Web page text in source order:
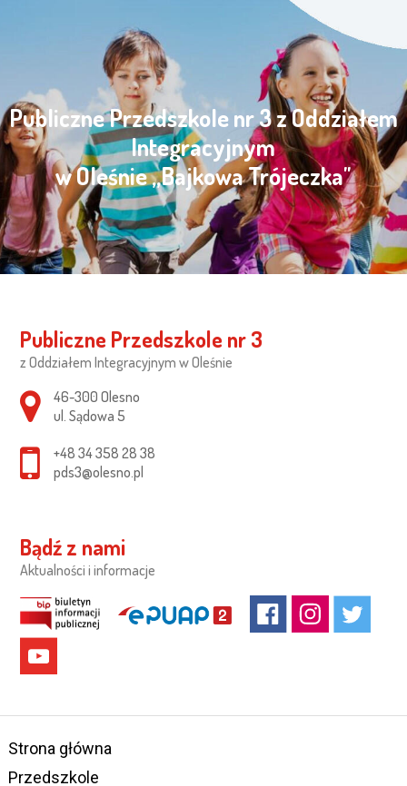
Publiczne Przedszkole nr 3 z Oddziałem
Integracyjnym
w Oleśnie „Bajkowa Trójeczka"
Publiczne Przedszkole nr 3
z Oddziałem Integracyjnym w Oleśnie
Adres pocztowy:
46-300 Olesno
ul. Sądowa 5
+48 34 358 28 38
pds3@olesno.pl
Bądź z nami
Aktualności i informacje
Strona główna
Przedszkole